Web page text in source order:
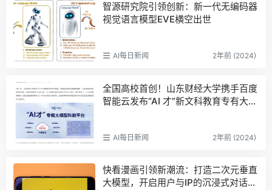
智源研究院引领创新：新一代无编码器
视觉语言模型EVE横空出世
AI每日新闻 2年前 (2024)
全国高校首创！山东财经大学携手百度
智能云发布“AI 才”新文科教育专有大模
AI每日新闻 2年前 (2024)
快看漫画引领新潮流：打造二次元垂直
大模型，开启用户与IP的沉浸式对话体